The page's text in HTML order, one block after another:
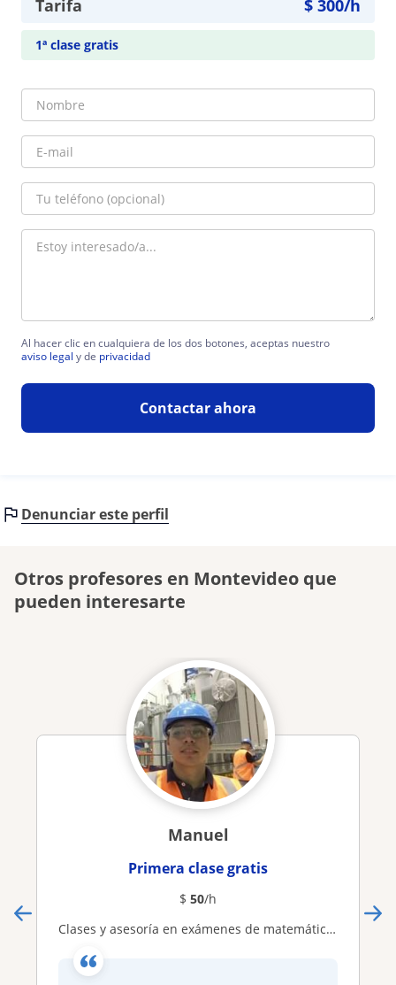
Tarifa $ 300/h
1ª clase gratis
Al hacer clic en cualquiera de los dos botones, aceptas nuestro
aviso legal y de privacidad
Contactar ahora
Denunciar este perfil
Otros profesores en Montevideo que
pueden interesarte
Manuel
Primera clase gratis
$ 50/h
Clases y asesoría en exámenes de matemática, física, electromagnetismo, Ladder y en cualquier otra materia, tu pregunta